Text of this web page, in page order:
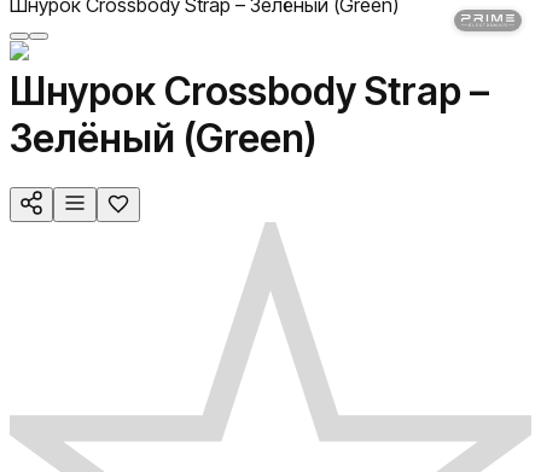
Шнурок Crossbody Strap – Зелёный (Green)
Шнурок Crossbody Strap –
Зелёный (Green)